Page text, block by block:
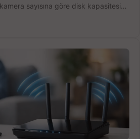
sayısına göre disk kapasitesini